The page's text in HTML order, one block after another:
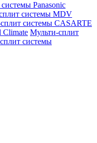
Panasonic
системы MDV
системы CASARTE
Climate Мульти-сплит
системы